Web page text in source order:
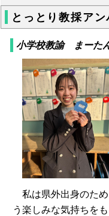
とっとり教採ア
小学校教諭 まーた
私は県外出身のため
う楽しみな気持ちを